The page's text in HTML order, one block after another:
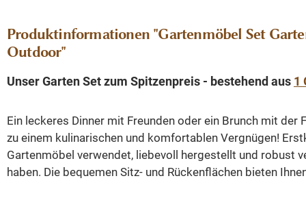
Produktinformationen "Gartenmöbel Set
Outdoor"
Unser Garten Set zum Spitzenpreis - bestehend aus 1
Ein leckeres Dinner mit Freunden oder ein Brunch mit
zu einem kulinarischen und komfortablen Vergnügen!
Gartenmöbel verwendet, liebevoll hergestellt und robust
haben. Die bequemen Sitz- und Rückenflächen bieten